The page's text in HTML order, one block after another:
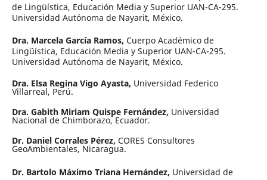
de Lingüística, Educación Media y Superior UAN-CA-295.
Universidad Autónoma de Nayarit, México.
Dra. Marcela García Ramos, Cuerpo Académico de
Lingüística, Educación Media y Superior UAN-CA-295.
Universidad Autónoma de Nayarit, México.
Dra. Elsa Regina Vigo Ayasta, Universidad Federico
Villarreal, Perú.
Dra. Gabith Miriam Quispe Fernández, Universidad
Nacional de Chimborazo, Ecuador.
Dr. Daniel Corrales Pérez, CORES Consultores
GeoAmbientales, Nicaragua.
Dr. Bartolo Máximo Triana Hernández, Universidad de